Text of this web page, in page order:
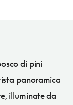
di pini
panoramica
illuminate da